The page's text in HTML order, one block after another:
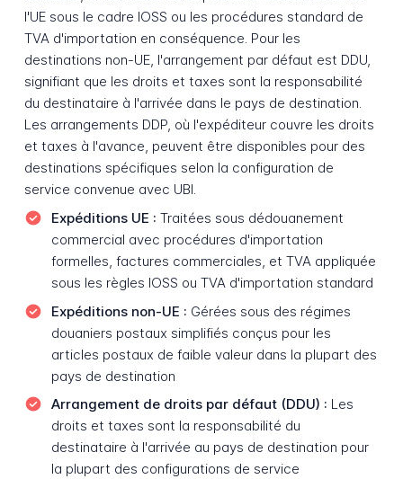
l'UE sous le cadre IOSS ou les procédures standard de
TVA d'importation en conséquence. Pour les
destinations non-UE, l'arrangement par défaut est DDU,
signifiant que les droits et taxes sont la responsabilité
du destinataire à l'arrivée dans le pays de destination.
Les arrangements DDP, où l'expéditeur couvre les droits
et taxes à l'avance, peuvent être disponibles pour des
destinations spécifiques selon la configuration de
service convenue avec UBI.
Expéditions UE : Traitées sous dédouanement
commercial avec procédures d'importation
formelles, factures commerciales, et TVA appliquée
sous les règles IOSS ou TVA d'importation standard
Expéditions non-UE : Gérées sous des régimes
douaniers postaux simplifiés conçus pour les
articles postaux de faible valeur dans la plupart des
pays de destination
Arrangement de droits par défaut (DDU) : Les
droits et taxes sont la responsabilité du
destinataire à l'arrivée au pays de destination pour
la plupart des configurations de service